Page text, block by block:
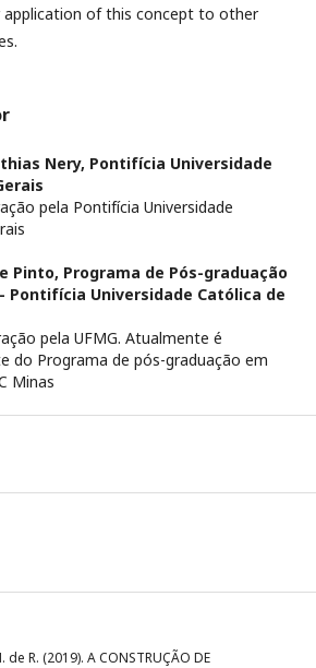
of this concept to other
Nery, Pontifícia Universidade
pela Pontifícia Universidade
Pinto, Programa de Pós-graduação
Pontifícia Universidade Católica de
pela UFMG. Atualmente é
do Programa de pós-graduação em
Minas
R. (2019). A CONSTRUÇÃO DE